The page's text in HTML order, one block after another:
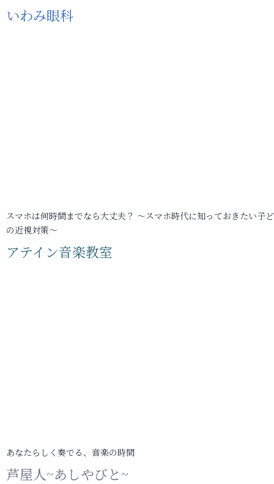
いわみ眼科
スマホは何時間までなら大丈夫？ ～スマホ時代に知っておきたい子
の近視対策～
アテイン音楽教室
あなたらしく奏でる、音楽の時間
芦屋人~あしやびと~